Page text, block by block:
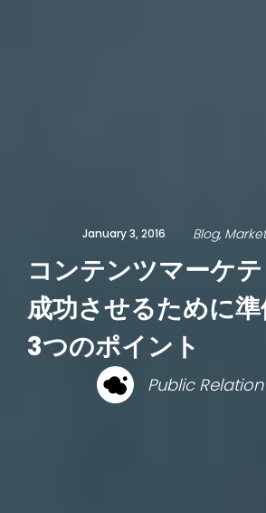
January 3, 2016 Blog
コンテンツマーケ
成功させるために
3つのポイント
Public Relation